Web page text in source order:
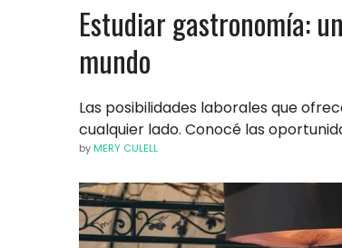
Estudiar gastronomía:
mundo
Las posibilidades laborales que
cualquier lado. Conocé las
by MERY CULELL